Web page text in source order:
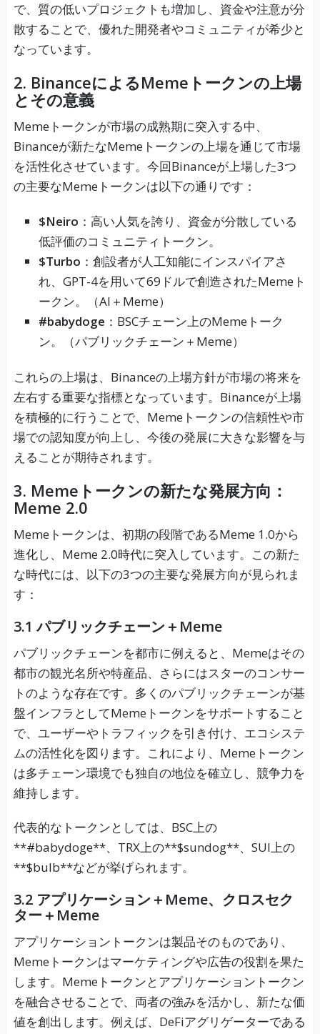
で、質の低いプロジェクトも増加し、資金や注意が分
散することで、優れた開発者やコミュニティが希少と
なっています。
2. BinanceによるMemeトークンの上場
とその意義
Memeトークンが市場の成熟期に突入する中、
Binanceが新たなMemeトークンの上場を通じて市場
を活性化させています。今回Binanceが上場した3つ
の主要なMemeトークンは以下の通りです：
$Neiro ：高い人気を誇り、資金が分散している
低評価のコミュニティトークン。
$Turbo ：創設者が人工知能にインスパイアさ
れ、GPT-4を用いて69ドルで創造されたMemeト
ークン。（AI＋Meme）
#babydoge ：BSCチェーン上のMemeトーク
ン。（パブリックチェーン＋Meme）
これらの上場は、Binanceの上場方針が市場の将来を
左右する重要な指標となっています。Binanceが上場
を積極的に行うことで、Memeトークンの信頼性や市
場での認知度が向上し、今後の発展に大きな影響を与
えることが期待されます。
3. Memeトークンの新たな発展方向：
Meme 2.0
Memeトークンは、初期の段階であるMeme 1.0から
進化し、Meme 2.0時代に突入しています。この新た
な時代には、以下の3つの主要な発展方向が見られま
す：
3.1パブリックチェーン＋Meme
パブリックチェーンを都市に例えると、Memeはその
都市の観光名所や特産品、さらにはスターのコンサー
トのような存在です。多くのパブリックチェーンが基
盤インフラとしてMemeトークンをサポートすること
で、ユーザーやトラフィックを引き付け、エコシステ
ムの活性化を図ります。これにより、Memeトークン
は多チェーン環境でも独自の地位を確立し、競争力を
維持します。
代表的なトークンとしては、BSC上の
**#babydoge**、TRX上の**$sundog**、SUI上の
**$bulb**などが挙げられます。
3.2 アプリケーション＋Meme、クロスセク
ター＋Meme
アプリケーショントークンは製品そのものであり、
Memeトークンはマーケティングや広告の役割を果た
します。Memeトークンとアプリケーショントークン
を融合させることで、両者の強みを活かし、新たな価
値を創出します。例えば、DeFiアグリゲーターである